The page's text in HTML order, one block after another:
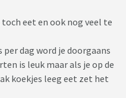
eet en ook nog veel te
per dag word je doorgaans
is leuk maar als je op de
koekjes leeg eet zet het